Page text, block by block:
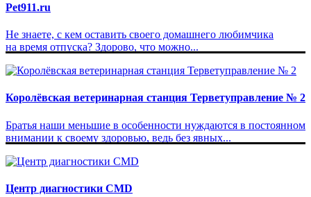
Pet911.ru
Не знаете, с кем оставить своего домашнего любимчика
на время отпуска? Здорово, что можно...
Королёвская ветеринарная станция Терветуправление № 2
Братья наши меньшие в особенности нуждаются в постоянном
внимании к своему здоровью, ведь без явных...
Центр диагностики CMD